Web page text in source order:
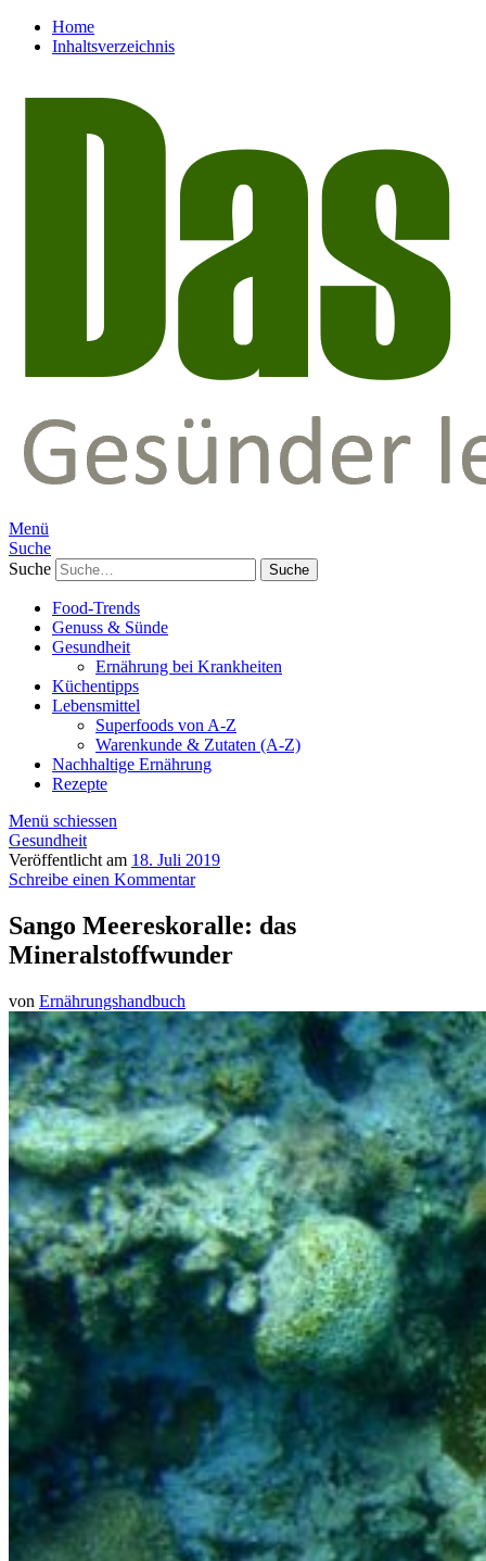
Home
Inhaltsverzeichnis
Menü
Suche
Suche
Food-Trends
Genuss & Sünde
Gesundheit
Ernährung bei Krankheiten
Küchentipps
Lebensmittel
Superfoods von A-Z
Warenkunde & Zutaten (A-Z)
Nachhaltige Ernährung
Rezepte
Menü schiessen
Gesundheit
Veröffentlicht am 18. Juli 2019
Schreibe einen Kommentar
Sango Meereskoralle: das
Mineralstoffwunder
von Ernährungshandbuch